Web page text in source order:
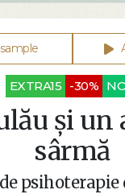
EXTRA15 -30%
și un
sârmă
psihoterapie